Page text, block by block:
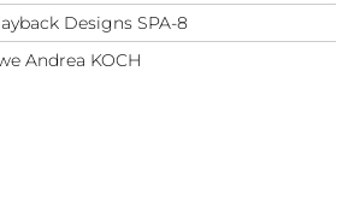
Designs SPA-8
Andrea KOCH